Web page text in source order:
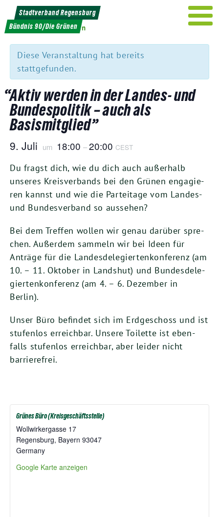
Weiter
zum
Inhalt
Stadtverband Regensburg
Bündnis 90/Die Grünen
« Alle Veranstaltungen
Diese Veranstaltung hat bereits
stattgefunden.
“Aktiv werden in der Landes- und
Bundespolitik – auch als
Basismitglied”
9. Juli um 18:00 –20:00 CEST
Du fragst dich, wie du dich auch außer­halb
unse­res Kreis­ver­bands bei den Grü­nen enga­gie­
ren kannst und wie die Par­tei­ta­ge vom Lan­des-
und Bun­des­ver­band so aussehen?
Bei dem Tref­fen wol­len wir genau dar­über spre­
chen. Außer­dem sam­meln wir bei Ideen für
Anträ­ge für die Lan­des­de­le­gier­ten­kon­fe­renz (am
10. – 11. Okto­ber in Lands­hut) und Bun­des­de­le­
gier­ten­kon­fe­renz (am 4. – 6. Dezem­ber in
Berlin).
Unser Büro befin­det sich im Erd­ge­schoss und ist
stu­fen­los erreich­bar. Unse­re Toi­let­te ist eben­
falls stu­fen­los erreich­bar, aber lei­der nicht
barrierefrei.
Grünes Büro (Kreisgeschäftsstelle)
Woll­wir­ker­gas­se 17
Regens­burg, Bay­ern 93047
Ger­ma­ny
Goog­le Kar­te anzeigen